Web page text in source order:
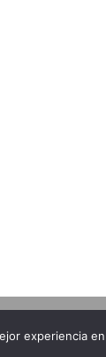
experiencia